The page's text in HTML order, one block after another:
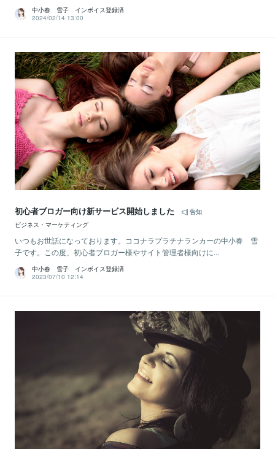
中小春 雪子 インボイス登録済
2024/02/14 13:00
初心者ブロガー向け新サービス開始しました
告知
ビジネス・マーケティング
いつもお世話になっております。ココナラプラチナランカーの中小春 雪
子です。この度、初心者ブロガー様やサイト管理者様向けに...
中小春 雪子 インボイス登録済
2023/07/10 12:14